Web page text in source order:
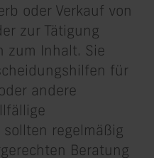
oder Verkauf von
zur Tätigung
zum Inhalt. Sie
für
andere
regelmäßig
Beratung